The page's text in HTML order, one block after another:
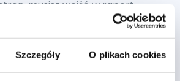
Szczegóły O plikach cookies
musisz wejść w raport
witryny. Następnie wybierz,
raport dotyczący stron
wyjścia. Raport Analiza treści
te metryki jednocześnie